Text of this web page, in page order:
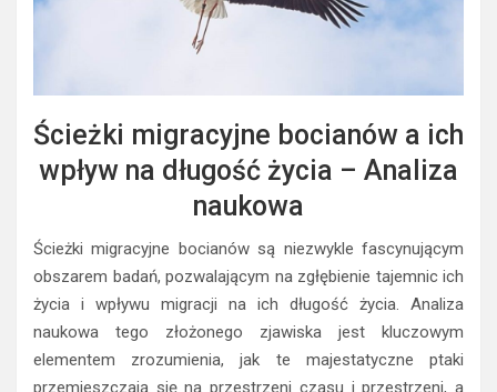
Ścieżki migracyjne bocianów a ich
wpływ na długość życia – Analiza
naukowa
Ścieżki migracyjne bocianów są niezwykle fascynującym
obszarem badań, pozwalającym na zgłębienie tajemnic ich
życia i wpływu migracji na ich długość życia. Analiza
naukowa tego złożonego zjawiska jest kluczowym
elementem zrozumienia, jak te majestatyczne ptaki
przemieszczają się na przestrzeni czasu i przestrzeni, a